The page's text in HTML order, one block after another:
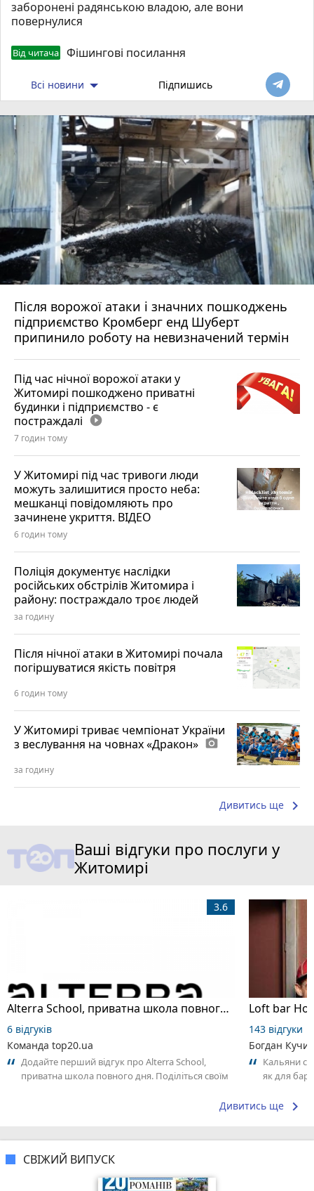
заборонені радянською владою, але вони
повернулися
Від читача Фішингові посилання
Всі новини Підпишись
Після ворожої атаки і значних пошкоджень
підприємство Кромберг енд Шуберт
припинило роботу на невизначений термін
Під час нічної ворожої атаки у
Житомирі пошкоджено приватні
будинки і підприємство - є
постраждалі play_circle_filled
7 годин тому
У Житомирі під час тривоги люди
можуть залишитися просто неба:
мешканці повідомляють про
зачинене укриття. ВІДЕО
6 годин тому
Поліція документує наслідки
російських обстрілів Житомира і
району: постраждало троє людей
за годину
Після нічної атаки в Житомирі почала
погіршуватися якість повітря
6 годин тому
У Житомирі триває чемпіонат України
з веслування на човнах «Дракон» photo_camera
за годину
Дивитись ще keyboard_arrow_right
Ваші відгуки про послуги у
Житомирі
Alterra School, приватна школа повного дня
3.6
6 відгуків
Команда top20.ua
Додайте перший відгук про Alterra School,
приватна школа повного дня. Поділіться своїм
Loft bar
143 відгуки
Богдан
Кальяни
як для
Дивитись ще keyboard_arrow_right
СВІЖИЙ ВИПУСК